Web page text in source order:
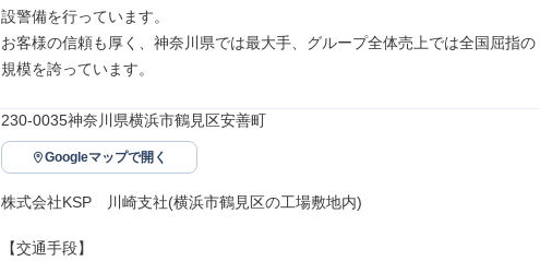
設警備を行っています。
お客様の信頼も厚く、神奈川県では最大手、グループ全体売上では全国屈指の
規模を誇っています。
230-0035神奈川県横浜市鶴見区安善町
Googleマップで開く
株式会社KSP　川崎支社(横浜市鶴見区の工場敷地内)
【交通手段】